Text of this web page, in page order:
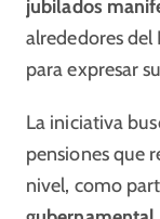
jubilados
alrededores del
para expresar
La iniciativa
pensiones que
nivel, como